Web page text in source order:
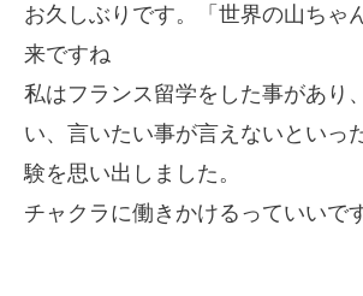
お久しぶりです。「世界の山ちゃ
来ですね
私はフランス留学をした事があり
い、言いたい事が言えないといっ
験を思い出しました。
チャクラに働きかけるっていいで